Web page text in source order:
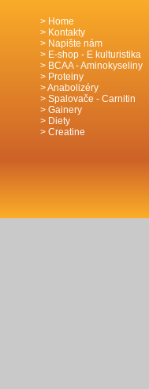
Home
Kontakty
Napište nám
E-shop - E kulturistika
BCAA - Aminokyseliny
Proteiny
Anabolizéry
Spalovače - Carnitin
Gainery
Diety
Creatine